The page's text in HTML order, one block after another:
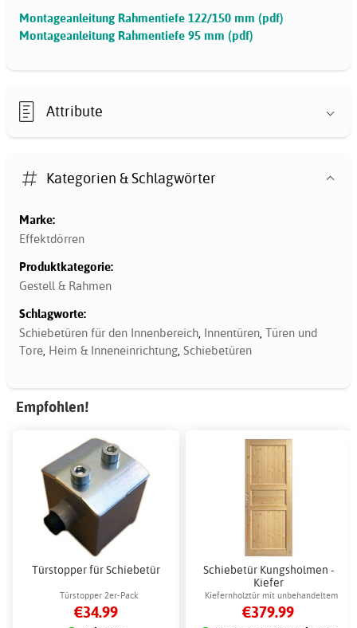
Montageanleitung Rahmentiefe 122/150 mm (pdf)
Montageanleitung Rahmentiefe 95 mm (pdf)
Attribute
Kategorien & Schlagwörter
Marke:
Effektdörren
Produktkategorie:
Gestell & Rahmen
Schlagworte:
Schiebetüren für den Innenbereich Innentüren Türen und
Tore Heim & Inneneinrichtung Schiebetüren
Empfohlen!
Türstopper für Schiebetür
Türstopper 2er-Pack
€34.99
Schiebetür Kungsholmen -
Kiefer
Kiefernholztür mit unbehandeltem
Kiefernholz
€379.99